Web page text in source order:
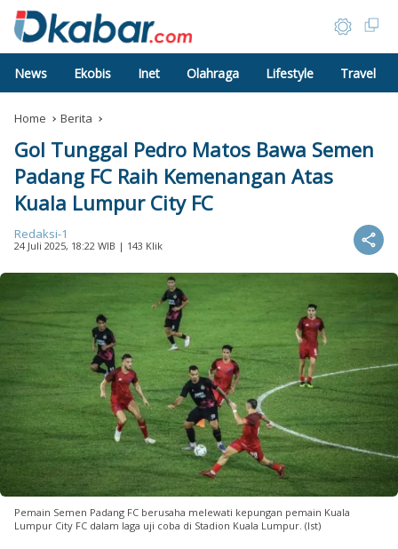
News Ekobis Inet Olahraga Lifestyle Travel
Home Berita
Gol Tunggal Pedro Matos Bawa Semen
Padang FC Raih Kemenangan Atas
Kuala Lumpur City FC
Redaksi-1
24 Juli 2025, 18:22 WIB | 143 Klik
Pemain Semen Padang FC berusaha melewati kepungan pemain Kuala
Lumpur City FC dalam laga uji coba di Stadion Kuala Lumpur. (Ist)